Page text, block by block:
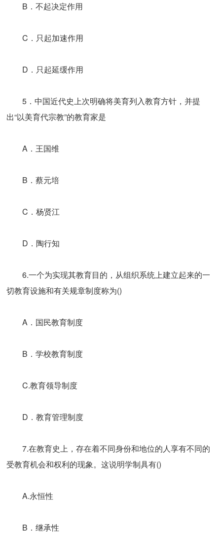
B．不起决定作用
C．只起加速作用
D．只起延缓作用
5．中国近代史上次明确将美育列入教育方针，并提
出“以美育代宗教”的教育家是
A．王国维
B．蔡元培
C．杨贤江
D．陶行知
6.一个为实现其教育目的，从组织系统上建立起来的一
切教育设施和有关规章制度称为()
A．国民教育制度
B．学校教育制度
C.教育领导制度
D．教育管理制度
7.在教育史上，存在着不同身份和地位的人享有不同的
受教育机会和权利的现象。这说明学制具有()
A.永恒性
B．继承性